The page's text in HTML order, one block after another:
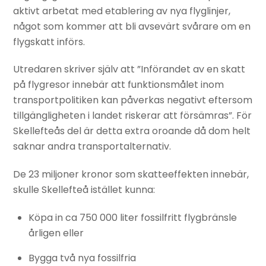
aktivt arbetat med etablering av nya flyglinjer,
något som kommer att bli avsevärt svårare om en
flygskatt införs.
Utredaren skriver själv att ”Införandet av en skatt
på flygresor innebär att funktionsmålet inom
transportpolitiken kan påverkas negativt eftersom
tillgängligheten i landet riskerar att försämras”. För
Skellefteås del är detta extra oroande då dom helt
saknar andra transportalternativ.
De 23 miljoner kronor som skatteeffekten innebär,
skulle Skellefteå istället kunna:
Köpa in ca 750 000 liter fossilfritt flygbränsle
årligen eller
Bygga två nya fossilfria